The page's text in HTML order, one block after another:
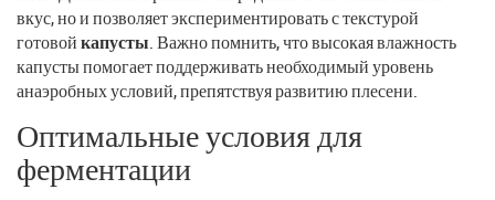
вкус, но и позволяет экспериментировать с текстурой
готовойкапусты. Важно помнить, что высокая влажность
капусты помогает поддерживать необходимый уровень
анаэробных условий, препятствуя развитию плесени.
Оптимальные условия для
ферментации